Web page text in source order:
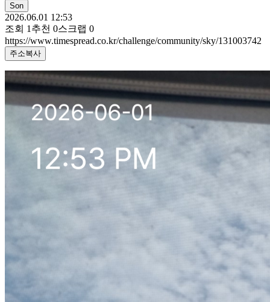
Son
2026.06.01 12:53
조회 1 추천 0스크랩 0
https://www.timespread.co.kr/challenge/community/sky/131003742
주소복사